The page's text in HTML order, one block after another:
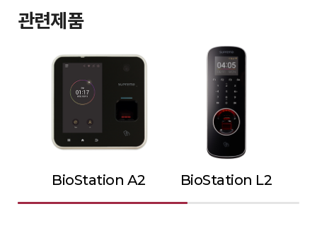
관련제품
BioStation A2 BioStation L2